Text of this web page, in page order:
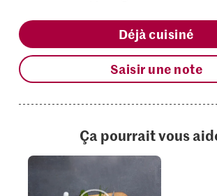
Déjà cuisiné
Saisir une note
Ça pourrait vous